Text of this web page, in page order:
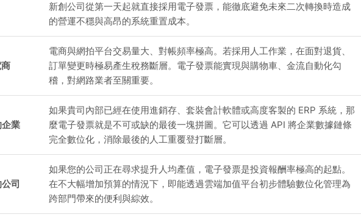
新創公司從第一天起就直接採用電子發票，能徹底避免未來二次轉換時造成
的營運不穩與高昂的系統重置成本。
電商與網拍平台交易量大、對帳頻率極高。若採用人工作業，在面對退貨、
訂單變更時極易產生稅務斷層。電子發票能實現與購物車、金流自動化勾
稽，對網路業者至關重要。
業
如果貴司內部已經在使用進銷存、套裝會計軟體或高度客製的 ERP 系統，那
麼電子發票就是不可或缺的最後一塊拼圖。它可以透過 API 將企業數據鏈條
完全數位化，消除最後的人工重覆登打斷層。
司
如果您的公司正在尋求提升人均產值，電子發票是投資報酬率極高的起點。
在不大幅增加預算的情況下，即能透過雲端加值平台初步體驗數位化管理為
跨部門帶來的便利與綜效。